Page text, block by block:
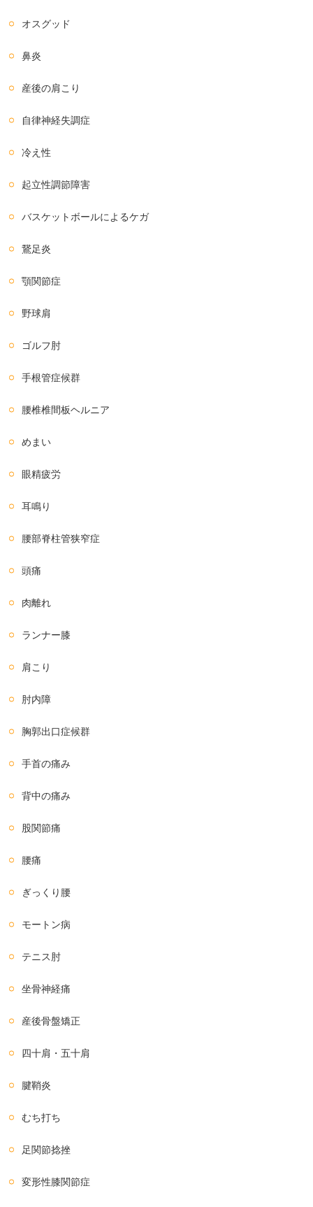
オスグッド
鼻炎
産後の肩こり
自律神経失調症
冷え性
起立性調節障害
バスケットボールによるケガ
鵞足炎
顎関節症
野球肩
ゴルフ肘
手根管症候群
腰椎椎間板ヘルニア
めまい
眼精疲労
耳鳴り
腰部脊柱管狭窄症
頭痛
肉離れ
ランナー膝
肩こり
肘内障
胸郭出口症候群
手首の痛み
背中の痛み
股関節痛
腰痛
ぎっくり腰
モートン病
テニス肘
坐骨神経痛
産後骨盤矯正
四十肩・五十肩
腱鞘炎
むち打ち
足関節捻挫
変形性膝関節症